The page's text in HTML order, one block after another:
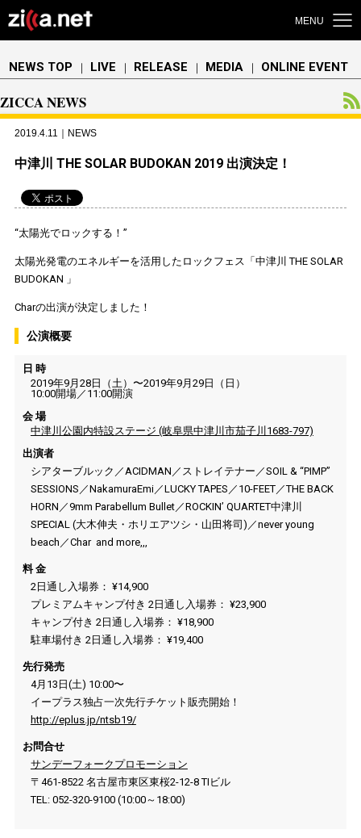
MENU
NEWS TOP ｜ LIVE ｜ RELEASE ｜ MEDIA ｜ ONLINE EVENT
ZICCA NEWS
2019.4.11｜NEWS
中津川 THE SOLAR BUDOKAN 2019 出演決定！
“太陽光でロックする！”
太陽光発電のエネルギーを活用したロックフェス「中津川 THE SOLAR
BUDOKAN 」
Charの出演が決定しました！
公演概要
日 時
2019年9月28日（土）〜2019年9月29日（日）
10:00開場／11:00開演
会 場
中津川公園内特設ステージ (岐阜県中津川市茄子川1683-797)
出演者
シアターブルック／ACIDMAN／ストレイテナー／SOIL & “PIMP”
SESSIONS／NakamuraEmi／LUCKY TAPES／10-FEET／THE BACK
HORN／9mm Parabellum Bullet／ROCKIN’ QUARTET中津川
SPECIAL (大木伸夫・ホリエアツシ・山田将司)／never young
beach／Char and more,,,
料 金
2日通し入場券： ¥14,900
プレミアムキャンプ付き 2日通し入場券： ¥23,900
キャンプ付き 2日通し入場券： ¥18,900
駐車場付き 2日通し入場券： ¥19,400
先行発売
4月13日(土) 10:00〜
イープラス独占一次先行チケット販売開始！
http://eplus.jp/ntsb19/
お問合せ
サンデーフォークプロモーション
〒461-8522 名古屋市東区東桜2-12-8 TIビル
TEL: 052-320-9100 (10:00～18:00)